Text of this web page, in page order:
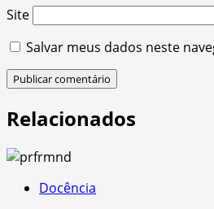
Site
Salvar meus dados neste
Relacionados
Docência